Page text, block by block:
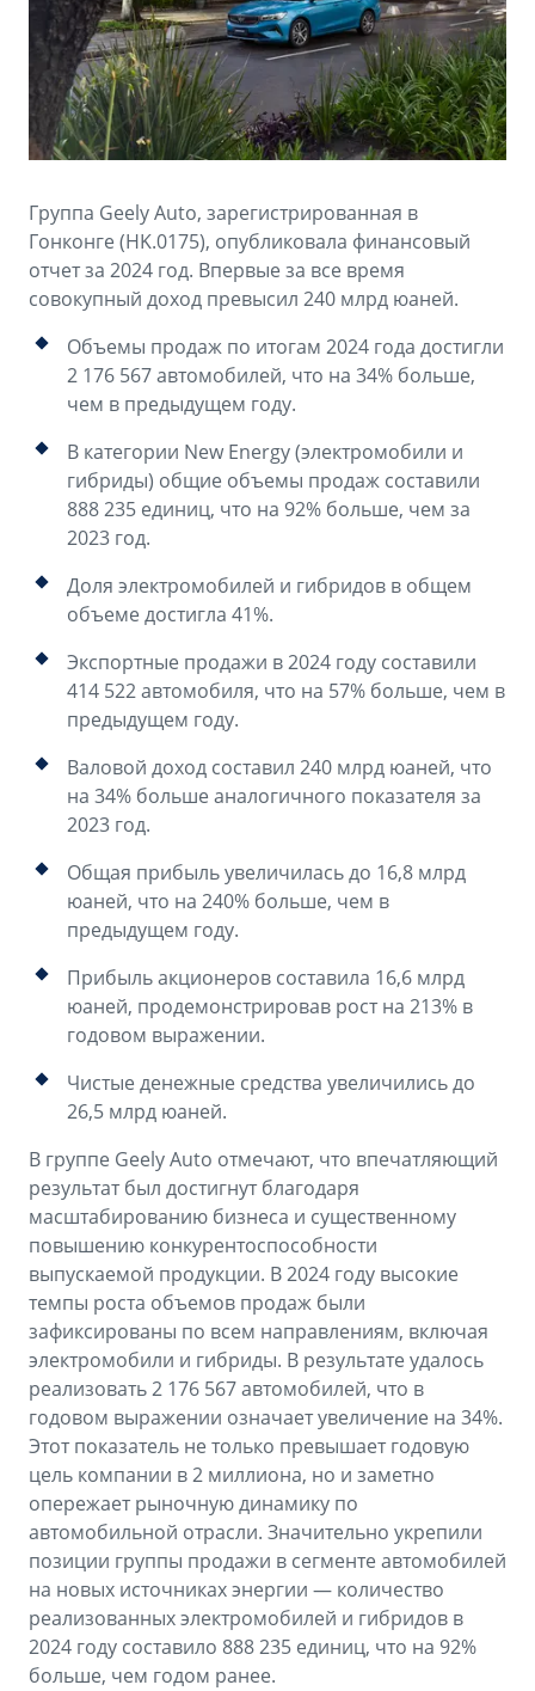
OKAVANGO
от 3 429 990 ₽*
MONJARO
от 4 349 990 ₽*
PREFACE
от 3 079 990 ₽*
GEELY EX5
от 3 769 990 ₽*
Аксессуары
Зарядные устройства
ФИНАНСЫ И УСЛУГИ
Расчет КАСКО
Страхование
Советы по эксплуатации
Спецпредложения
ПОДДЕРЖКА
Гарантия Geely
Сервисная книжка
Группа Geely Auto, зарегистрированная в
Гонконге (HK.0175), опубликовала финансовый
отчет за 2024 год. Впервые за все время
совокупный доход превысил 240 млрд юаней.
Объемы продаж по итогам 2024 года достигли
2 176 567 автомобилей, что на 34% больше,
чем в предыдущем году.
В категории New Energy (электромобили и
гибриды) общие объемы продаж составили
888 235 единиц, что на 92% больше, чем за
2023 год.
Доля электромобилей и гибридов в общем
объеме достигла 41%.
Экспортные продажи в 2024 году составили
414 522 автомобиля, что на 57% больше, чем в
предыдущем году.
Валовой доход составил 240 млрд юаней, что
на 34% больше аналогичного показателя за
2023 год.
Общая прибыль увеличилась до 16,8 млрд
юаней, что на 240% больше, чем в
предыдущем году.
Прибыль акционеров составила 16,6 млрд
юаней, продемонстрировав рост на 213% в
годовом выражении.
Чистые денежные средства увеличились до
26,5 млрд юаней.
В группе Geely Auto отмечают, что впечатляющий
результат был достигнут благодаря
масштабированию бизнеса и существенному
повышению конкурентоспособности
выпускаемой продукции. В 2024 году высокие
темпы роста объемов продаж были
зафиксированы по всем направлениям, включая
электромобили и гибриды. В результате удалось
реализовать 2 176 567 автомобилей, что в
годовом выражении означает увеличение на 34%.
Этот показатель не только превышает годовую
цель компании в 2 миллиона, но и заметно
опережает рыночную динамику по
автомобильной отрасли. Значительно укрепили
позиции группы продажи в сегменте автомобилей
на новых источниках энергии — количество
реализованных электромобилей и гибридов в
2024 году составило 888 235 единиц, что на 92%
больше, чем годом ранее.